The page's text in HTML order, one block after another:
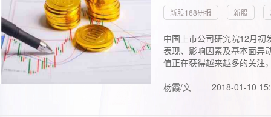
新股168研报 新股
中国上市公司研究院12月初
表现、影响因素及基本面异
值正在获得越来越多的关注
杨霞/文
2018-01-10